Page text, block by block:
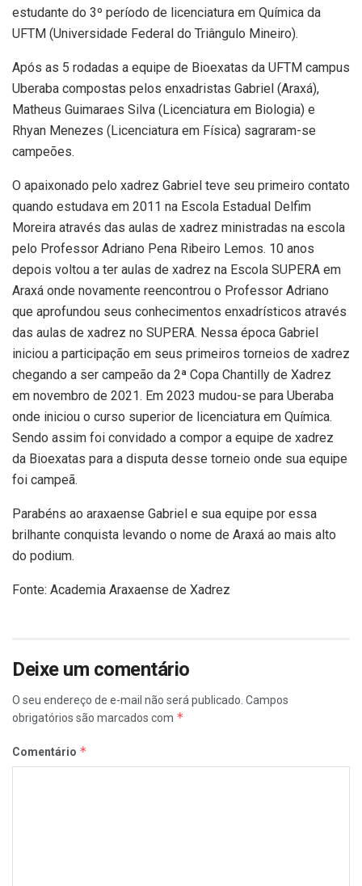
estudante do 3º período de licenciatura em Química da
UFTM (Universidade Federal do Triângulo Mineiro).
Após as 5 rodadas a equipe de Bioexatas da UFTM campus
Uberaba compostas pelos enxadristas Gabriel (Araxá),
Matheus Guimaraes Silva (Licenciatura em Biologia) e
Rhyan Menezes (Licenciatura em Física) sagraram-se
campeões.
O apaixonado pelo xadrez Gabriel teve seu primeiro contato
quando estudava em 2011 na Escola Estadual Delfim
Moreira através das aulas de xadrez ministradas na escola
pelo Professor Adriano Pena Ribeiro Lemos. 10 anos
depois voltou a ter aulas de xadrez na Escola SUPERA em
Araxá onde novamente reencontrou o Professor Adriano
que aprofundou seus conhecimentos enxadrísticos através
das aulas de xadrez no SUPERA. Nessa época Gabriel
iniciou a participação em seus primeiros torneios de xadrez
chegando a ser campeão da 2ª Copa Chantilly de Xadrez
em novembro de 2021. Em 2023 mudou-se para Uberaba
onde iniciou o curso superior de licenciatura em Química.
Sendo assim foi convidado a compor a equipe de xadrez
da Bioexatas para a disputa desse torneio onde sua equipe
foi campeã.
Parabéns ao araxaense Gabriel e sua equipe por essa
brilhante conquista levando o nome de Araxá ao mais alto
do podium.
Fonte: Academia Araxaense de Xadrez
Deixe um comentário
O seu endereço de e-mail não será publicado. Campos
obrigatórios são marcados com *
Comentário *